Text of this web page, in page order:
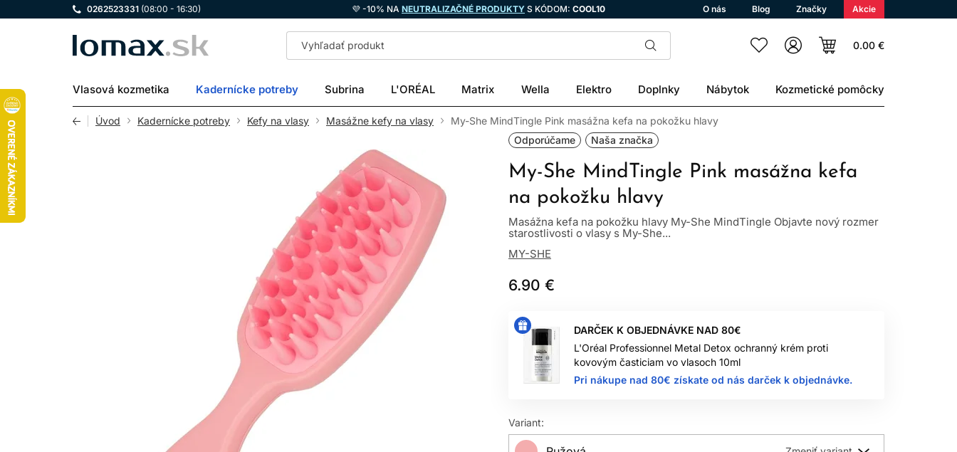
0262523331 (08:00 - 16:30) 💜 -10% NA NEUTRALIZAČNÉ PRODUKTY S KÓDOM: COOL10 O nás Blog Značky Akcie
LOMAX 0.00 €
Vlasová kozmetika Kadernícke potreby Subrina L'ORÉAL Matrix Wella Elektro Doplnky Nábytok Kozmetické pomôcky
Úvod Kadernícke potreby Kefy na vlasy Masážne kefy na vlasy
My-She MindTingle Pink masážna kefa na pokožku hlavy
Odporúčame
Naša značka
My-She MindTingle Pink masážna kefa
na pokožku hlavy
Masážna kefa na pokožku hlavy My-She MindTingle Objavte nový rozmer
starostlivosti o vlasy s My-She...
MY-SHE
6.90 €
DARČEK K OBJEDNÁVKE NAD 80€
L'Oréal Professionnel Metal Detox ochranný krém proti
kovovým časticiam vo vlasoch 10ml
Pri nákupe nad 80€ získate od nás darček k objednávke.
Variant: